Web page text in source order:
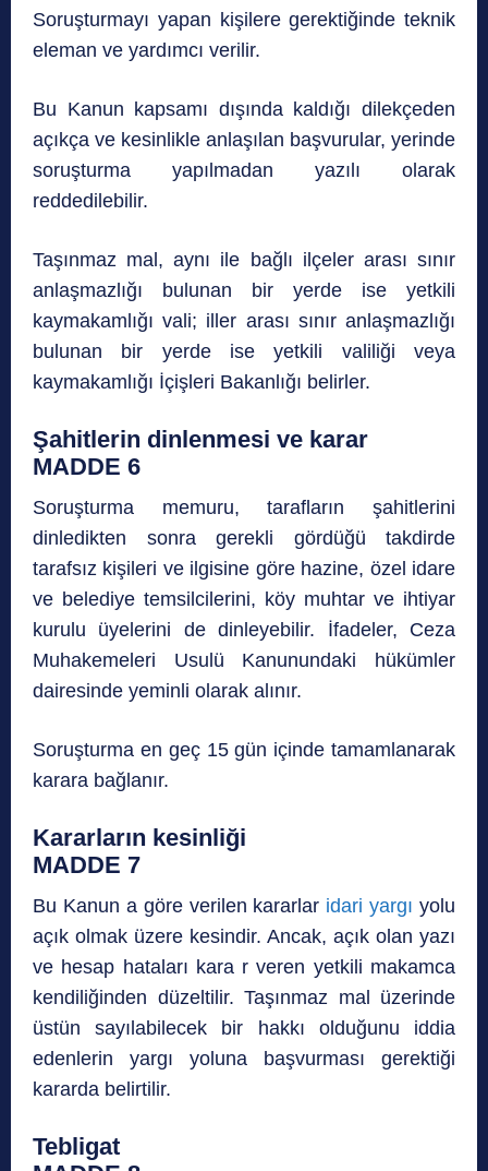
Soruşturmayı yapan kişilere gerektiğinde teknik
eleman ve yardımcı verilir.
Bu Kanun kapsamı dışında kaldığı dilekçeden
açıkça ve kesinlikle anlaşılan başvurular, yerinde
soruşturma yapılmadan yazılı olarak
reddedilebilir.
Taşınmaz mal, aynı ile bağlı ilçeler arası sınır
anlaşmazlığı bulunan bir yerde ise yetkili
kaymakamlığı vali; iller arası sınır anlaşmazlığı
bulunan bir yerde ise yetkili valiliği veya
kaymakamlığı İçişleri Bakanlığı belirler.
Şahitlerin dinlenmesi ve karar
MADDE 6
Soruşturma memuru, tarafların şahitlerini
dinledikten sonra gerekli gördüğü takdirde
tarafsız kişileri ve ilgisine göre hazine, özel idare
ve belediye temsilcilerini, köy muhtar ve ihtiyar
kurulu üyelerini de dinleyebilir. İfadeler, Ceza
Muhakemeleri Usulü Kanunundaki hükümler
dairesinde yeminli olarak alınır.
Soruşturma en geç 15 gün içinde tamamlanarak
karara bağlanır.
Kararların kesinliği
MADDE 7
Bu Kanun a göre verilen kararlar idari yargı yolu
açık olmak üzere kesindir. Ancak, açık olan yazı
ve hesap hataları kara r veren yetkili makamca
kendiliğinden düzeltilir. Taşınmaz mal üzerinde
üstün sayılabilecek bir hakkı olduğunu iddia
edenlerin yargı yoluna başvurması gerektiği
kararda belirtilir.
Tebligat